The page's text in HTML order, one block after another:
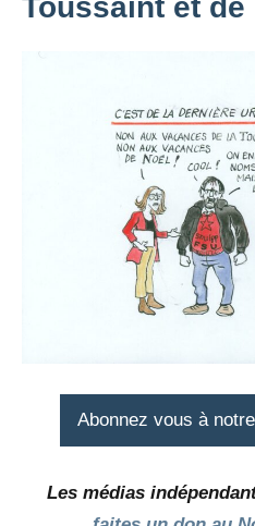
Toussaint et de
Abonnez vous à
Les médias